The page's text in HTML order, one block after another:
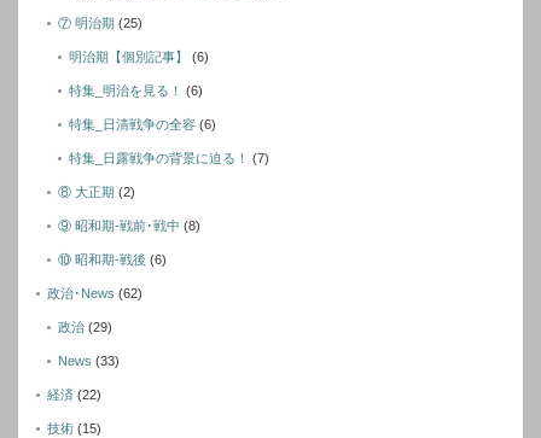
⑦ 明治期 (25)
明治期【個別記事】 (6)
特集_明治を見る！ (6)
特集_日清戦争の全容 (6)
特集_日露戦争の背景に迫る！ (7)
⑧ 大正期 (2)
⑨ 昭和期-戦前･戦中 (8)
⑩ 昭和期-戦後 (6)
政治･News (62)
政治 (29)
News (33)
経済 (22)
技術 (15)